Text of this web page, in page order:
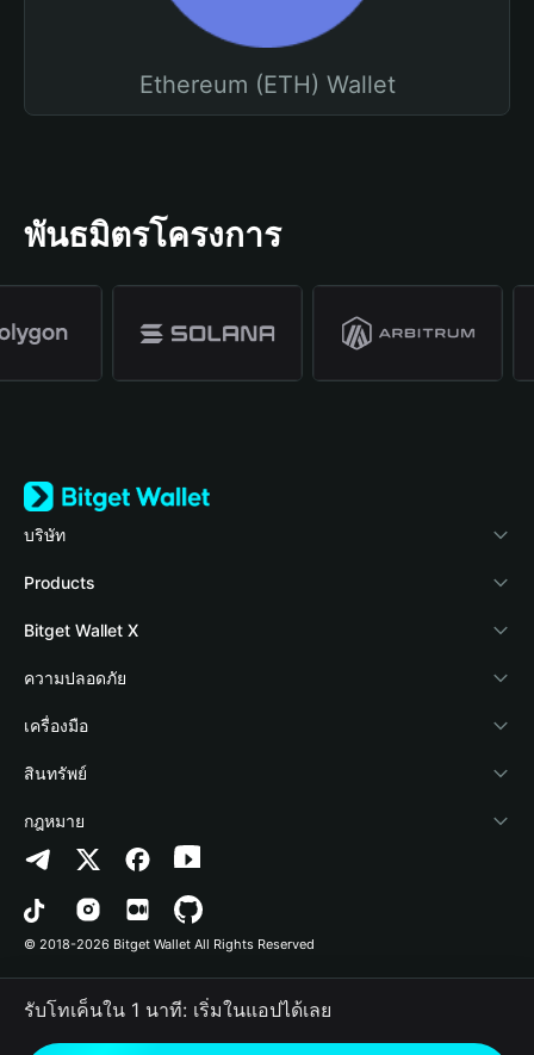
Ethereum (ETH) Wallet
พันธมิตรโครงการ
บริษัท
เกี่ยวกับ Bitget Wallet
Blog
Academy
ข่าวสารด้านคริปโต
ศูนย์ช่วยเหลือ
ติดต่อเรา
ทรัพยากรข้อมูลของแบรนด์
อาชีพ
Products
Crypto Card
Stablecoin Earn
Payfi Crypto
Crypto Swap API
Altcoin Season Index
Prediction Markets
DApp
RWA
Bitget Wallet X
นักพัฒนา
เชื่อมต่อ Wallet
Bitget Wallet Pay
ลิสต์โปรเจกต์
ความปลอดภัย
Protection Fund
เทคโนโลยีความปลอดภัย
เครื่องมือ
ซื้อคริปโต
การตรวจจับการอนุญาต
การตรวจจับสัญญา
การโอนเป็นชุด
สินทรัพย์
Arbitrum
Avalanche
Bitcoin
Polygon
กฎหมาย
นโยบายความเป็นส่วนตัว
ข้อตกลงในการใช้บริการ
© 2018-2026 Bitget Wallet All Rights Reserved
รับโทเค็นใน 1 นาที: เริ่มในแอปได้เลย